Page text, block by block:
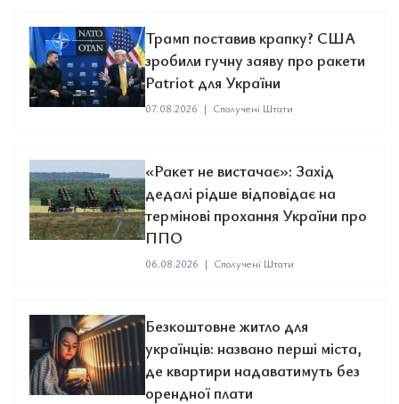
Трамп поставив крапку? США
зробили гучну заяву про ракети
Patriot для України
07.08.2026 | Сполучені Штати
«Ракет не вистачає»: Захід
дедалі рідше відповідає на
термінові прохання України про
ППО
06.08.2026 | Сполучені Штати
Безкоштовне житло для
українців: названо перші міста,
де квартири надаватимуть без
орендної плати